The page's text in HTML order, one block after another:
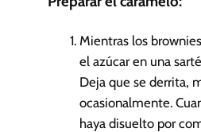
Mientras los
el azúcar en una
Deja que se derrita,
ocasionalmente.
haya disuelto por